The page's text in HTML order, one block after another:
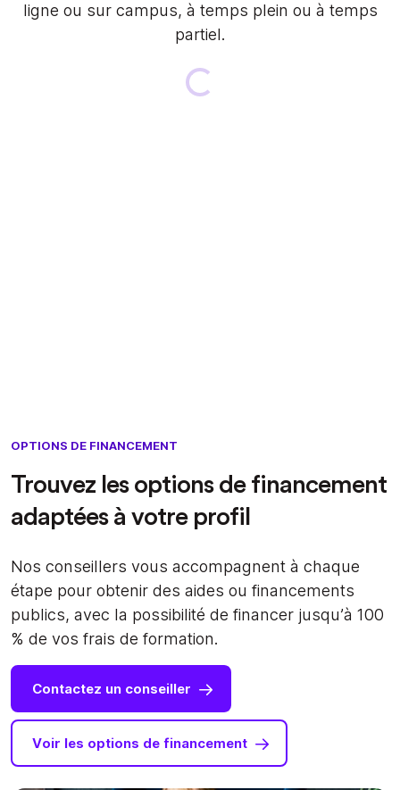
ligne ou sur campus, à temps plein ou à temps
partiel.
OPTIONS DE FINANCEMENT
Trouvez les options de financement
adaptées à votre profil
Nos conseillers vous accompagnent à chaque
étape pour obtenir des aides ou financements
publics, avec la possibilité de financer jusqu’à 100
% de vos frais de formation.
Contactez un conseiller
Voir les options de financement